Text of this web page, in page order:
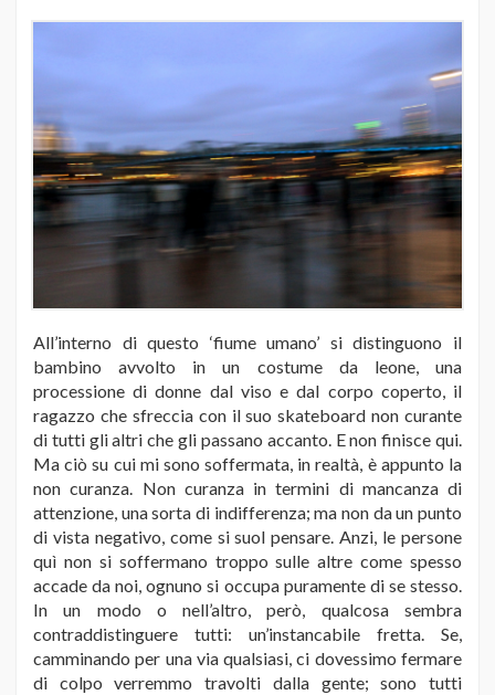
All’interno di questo ‘fiume umano’ si distinguono il
bambino avvolto in un costume da leone, una
processione di donne dal viso e dal corpo coperto, il
ragazzo che sfreccia con il suo skateboard non curante
di tutti gli altri che gli passano accanto. E non finisce qui.
Ma ciò su cui mi sono soffermata, in realtà, è appunto la
non curanza. Non curanza in termini di mancanza di
attenzione, una sorta di indifferenza; ma non da un punto
di vista negativo, come si suol pensare. Anzi, le persone
quì non si soffermano troppo sulle altre come spesso
accade da noi, ognuno si occupa puramente di se stesso.
In un modo o nell’altro, però, qualcosa sembra
contraddistinguere tutti: un’instancabile fretta. Se,
camminando per una via qualsiasi, ci dovessimo fermare
di colpo verremmo travolti dalla gente; sono tutti